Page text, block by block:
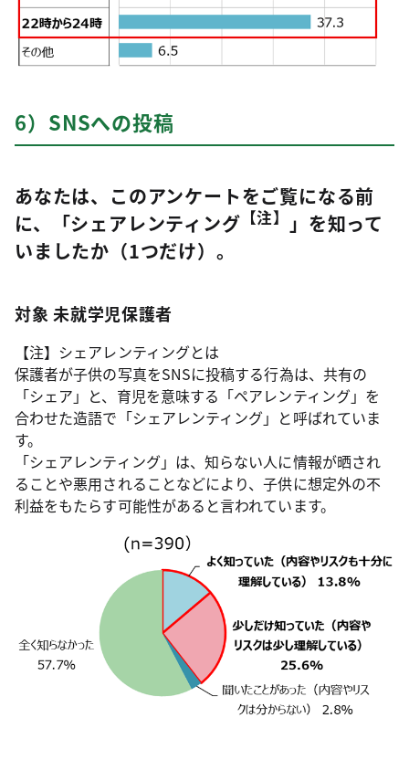
6）SNSへの投稿
あなたは、このアンケートをご覧になる前
に、「シェアレンティング 【注】 」を知って
いましたか（1つだけ）。
対象 未就学児保護者
【注】シェアレンティングとは
保護者が子供の写真をSNSに投稿する行為は、共有の
「シェア」と、育児を意味する「ペアレンティング」を
合わせた造語で「シェアレンティング」と呼ばれていま
す。
「シェアレンティング」は、知らない人に情報が晒され
ることや悪用されることなどにより、子供に想定外の不
利益をもたらす可能性があると言われています。